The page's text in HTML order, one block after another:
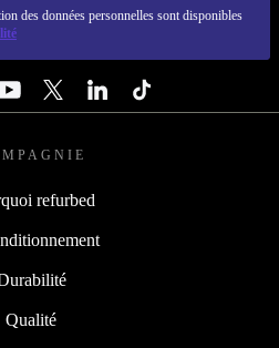
des données personnelles sont disponibles
refurbed
Qualité